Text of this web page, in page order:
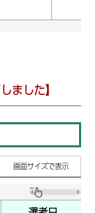
ました】
画面サイズで表示